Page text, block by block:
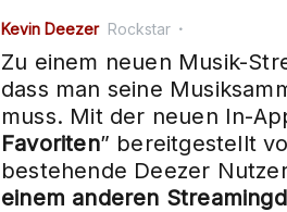
Kevin Deezer Rockstar
Zu einem neuen Musik-
dass man seine
muss. Mit der neuen In-
Favoriten” bereitgestellt
bestehende Deezer
einem anderen